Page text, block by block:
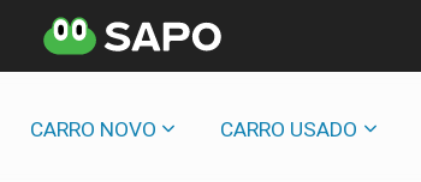
CARRO NOVO CARRO USADO